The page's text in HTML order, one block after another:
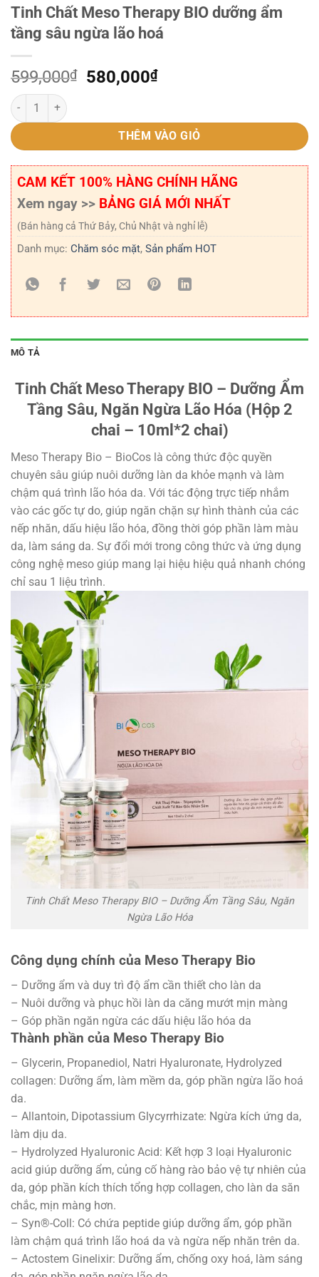
Tinh Chất Meso Therapy BIO dưỡng ẩm
tầng sâu ngừa lão hoá
599,000₫
Giá
599,000₫.
580,000₫Giá
là:
580,000₫.
Tinh Chất Meso Therapy BIO dưỡng ẩm tầng sâu ngừa lão hoá số
THÊM VÀO GIỎ
CAM KẾT 100% HÀNG CHÍNH HÃNG
Xem ngay >> BẢNG GIÁ MỚI NHẤT
(Bán hàng cả Thứ Bảy, Chủ Nhật và nghỉ lễ)
Danh mục: Chăm sóc mặt, Sản phẩm HOT
MÔ TẢ
Tinh Chất Meso Therapy BIO – Dưỡng Ẩm
Tầng Sâu, Ngăn Ngừa Lão Hóa (Hộp 2
chai – 10ml*2 chai)
Meso Therapy Bio – BioCos là công thức độc quyền
chuyên sâu giúp nuôi dưỡng làn da khỏe mạnh và làm
chậm quá trình lão hóa da. Với tác động trực tiếp nhắm
vào các gốc tự do, giúp ngăn chặn sự hình thành của các
nếp nhăn, dấu hiệu lão hóa, đồng thời góp phần làm màu
da, làm sáng da. Sự đổi mới trong công thức và ứng dụng
công nghệ meso giúp mang lại hiệu hiệu quả nhanh chóng
chỉ sau 1 liệu trình.
Tinh Chất Meso Therapy BIO – Dưỡng Ẩm Tầng Sâu, Ngăn
Ngừa Lão Hóa
Công dụng chính của Meso Therapy Bio
– Dưỡng ẩm và duy trì độ ẩm cần thiết cho làn da
– Nuôi dưỡng và phục hồi làn da căng mướt mịn màng
– Góp phần ngăn ngừa các dấu hiệu lão hóa da
Thành phần của Meso Therapy Bio
– Glycerin, Propanediol, Natri Hyaluronate, Hydrolyzed
collagen: Dưỡng ẩm, làm mềm da, góp phần ngừa lão hoá
da.
– Allantoin, Dipotassium Glycyrrhizate: Ngừa kích ứng da,
làm dịu da.
– Hydrolyzed Hyaluronic Acid: Kết hợp 3 loại Hyaluronic
acid giúp dưỡng ẩm, củng cố hàng rào bảo vệ tự nhiên của
da, góp phần kích thích tổng hợp collagen, cho làn da săn
chắc, mịn màng hơn.
– Syn®-Coll: Có chứa peptide giúp dưỡng ẩm, góp phần
làm chậm quá trình lão hoá da và ngừa nếp nhăn trên da.
– Actostem Ginelixir: Dưỡng ẩm, chống oxy hoá, làm sáng